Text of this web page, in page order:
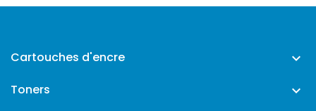
Cartouches d'encre 
Toners 